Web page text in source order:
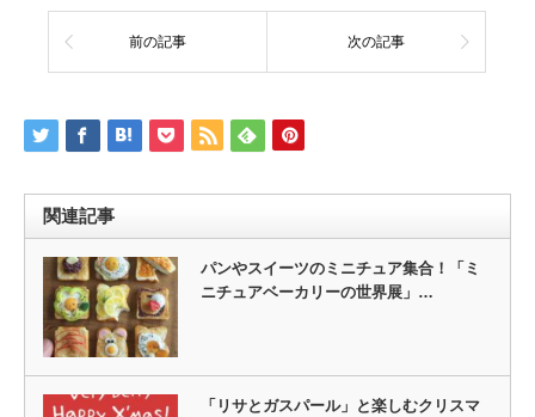
前の記事 次の記事
関連記事
パンやスイーツのミニチュア集合！「ミ
ニチュアベーカリーの世界展」…
「リサとガスパール」と楽しむクリスマ